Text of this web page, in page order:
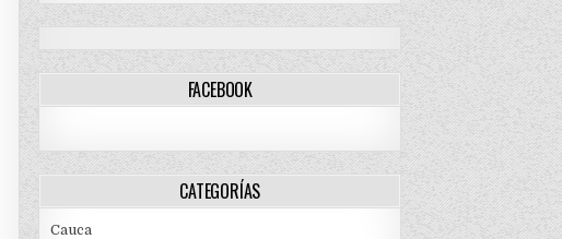
FACEBOOK
CATEGORÍAS
Cauca